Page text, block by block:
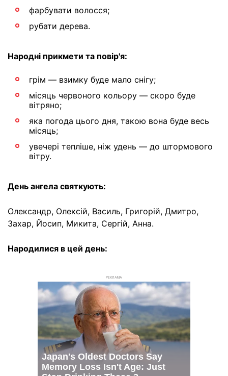
фарбувати волосся;
рубати дерева.
Народні прикмети та повір'я:
грім — взимку буде мало снігу;
місяць червоного кольору — скоро буде
вітряно;
яка погода цього дня, такою вона буде весь
місяць;
увечері тепліше, ніж удень — до штормового
вітру.
День ангела святкують:
Олександр, Олексій, Василь, Григорій, Дмитро,
Захар, Йосип, Микита, Сергій, Анна.
Народилися в цей день:
РЕКЛАМА